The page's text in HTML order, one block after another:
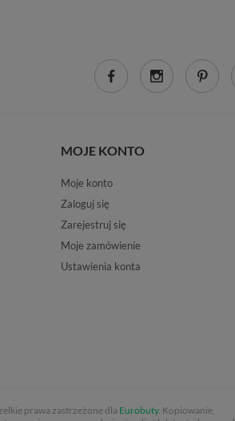
MOJE KONTO
Moje konto
Zaloguj się
Zarejestruj się
Moje zamówienie
Ustawienia konta
prawa zastrzeżone dla Eurobuty. Kopiowanie,